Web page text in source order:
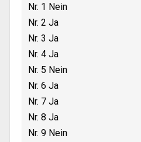
Nr. 1 Nein
Nr. 2 Ja
Nr. 3 Ja
Nr. 4 Ja
Nr. 5 Nein
Nr. 6 Ja
Nr. 7 Ja
Nr. 8 Ja
Nr. 9 Nein